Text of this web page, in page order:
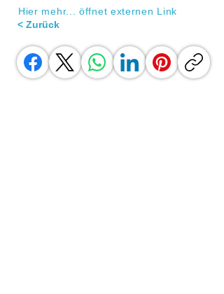
Hier mehr... öffnet externen Link
< Zurück